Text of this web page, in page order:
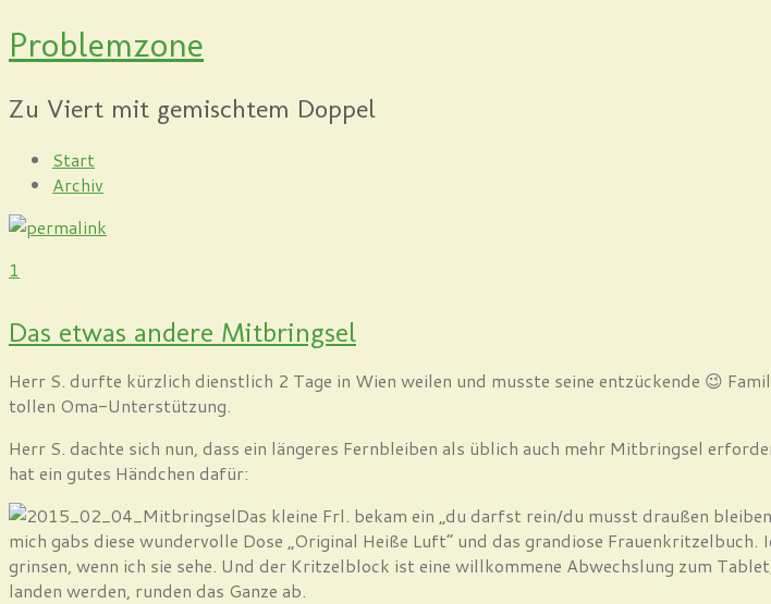
Problemzone
Zu Viert mit gemischtem Doppel
Start
Archiv
1
Das etwas andere Mitbringsel
Herr S. durfte kürzlich dienstlich 2 Tage in Wien weilen und musste seine entzückende 😉
tollen Oma-Unterstützung.
Herr S. dachte sich nun, dass ein längeres Fernbleiben als üblich auch mehr Mitbringsel
hat ein gutes Händchen dafür:
Das kleine Frl. bekam ein „du darfst rein/du musst draußen
mich gabs diese wundervolle Dose „Original Heiße Luft“ und das grandiose
grinsen, wenn ich sie sehe. Und der Kritzelblock ist eine willkommene Abwechslung zum
landen werden, runden das Ganze ab.